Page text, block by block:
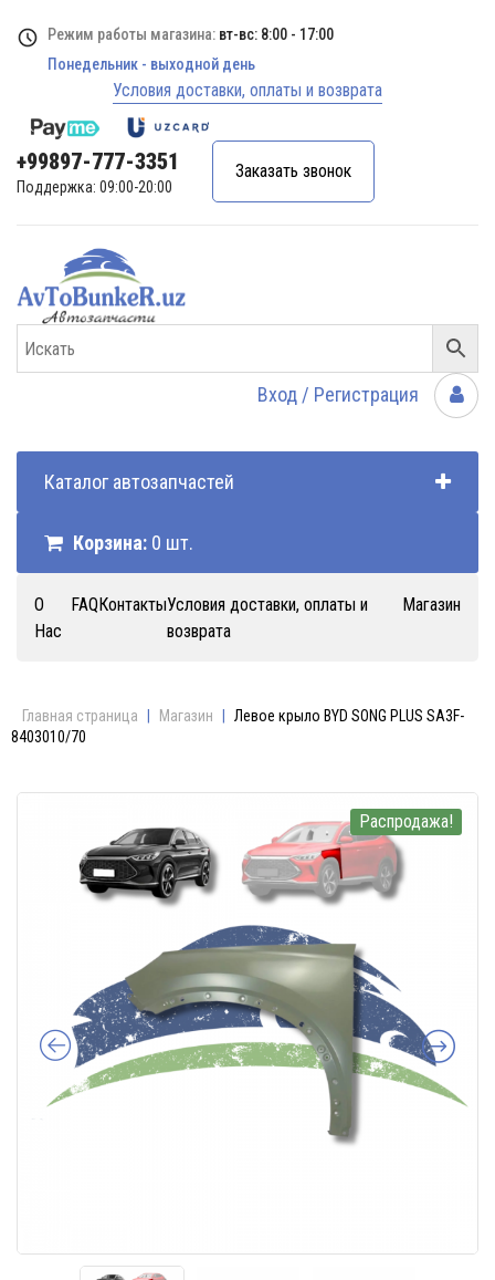
Режим работы магазина: вт-вс: 8:00 - 17:00
Понедельник - выходной день
Условия доставки, оплаты и возврата
+99897-777-3351
Поддержка: 09:00-20:00
Заказать звонок
Вход / Регистрация
Каталог автозапчастей
Корзина: 0 шт.
О
Нас
FAQКонтактыУсловия доставки, оплаты и
возврата
Магазин
Главная страница Магазин
Левое крыло BYD SONG PLUS SA3F-
8403010/70
Распродажа!